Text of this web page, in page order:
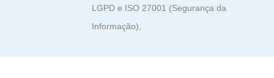
LGPD e ISO 27001 (Segurança da
Informação),